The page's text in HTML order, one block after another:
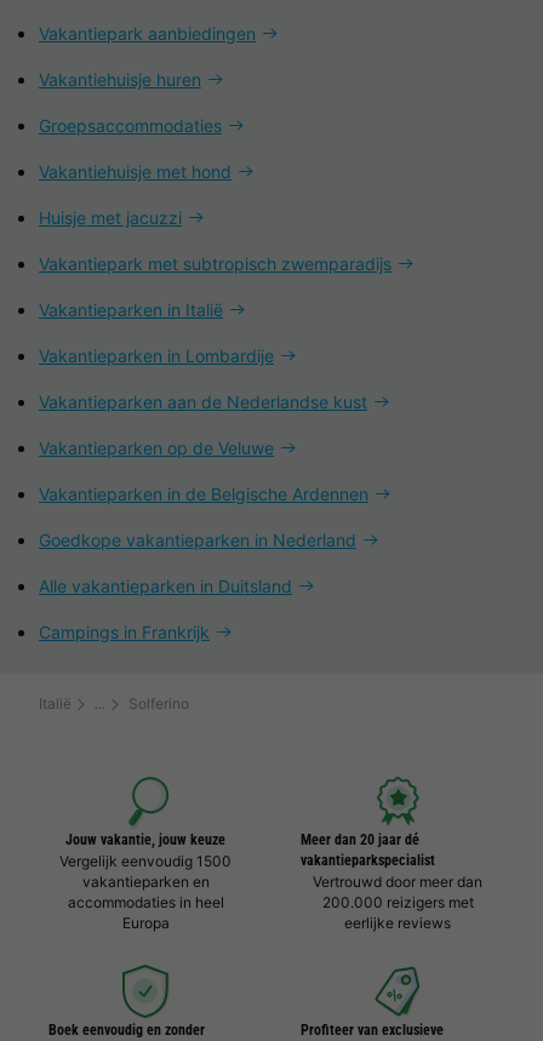
Vakantiepark aanbiedingen
Vakantiehuisje huren
Groepsaccommodaties
Vakantiehuisje met hond
Huisje met jacuzzi
Vakantiepark met subtropisch zwemparadijs
Vakantieparken in Italië
Vakantieparken in Lombardije
Vakantieparken aan de Nederlandse kust
Vakantieparken op de Veluwe
Vakantieparken in de Belgische Ardennen
Goedkope vakantieparken in Nederland
Alle vakantieparken in Duitsland
Campings in Frankrijk
Italië Solferino
Jouw vakantie, jouw keuze
Vergelijk eenvoudig 1500
vakantieparken en
accommodaties in heel
Europa
Meer dan 20 jaar dé
vakantieparkspecialist
Vertrouwd door meer dan
200.000 reizigers met
eerlijke reviews
Boek eenvoudig en zonder
Profiteer van exclusieve